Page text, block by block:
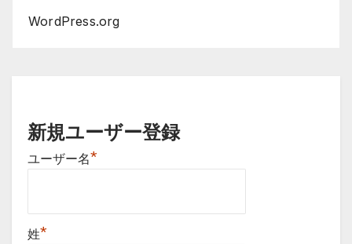
WordPress.org
新規ユーザー登録
ユーザー名*
姓*